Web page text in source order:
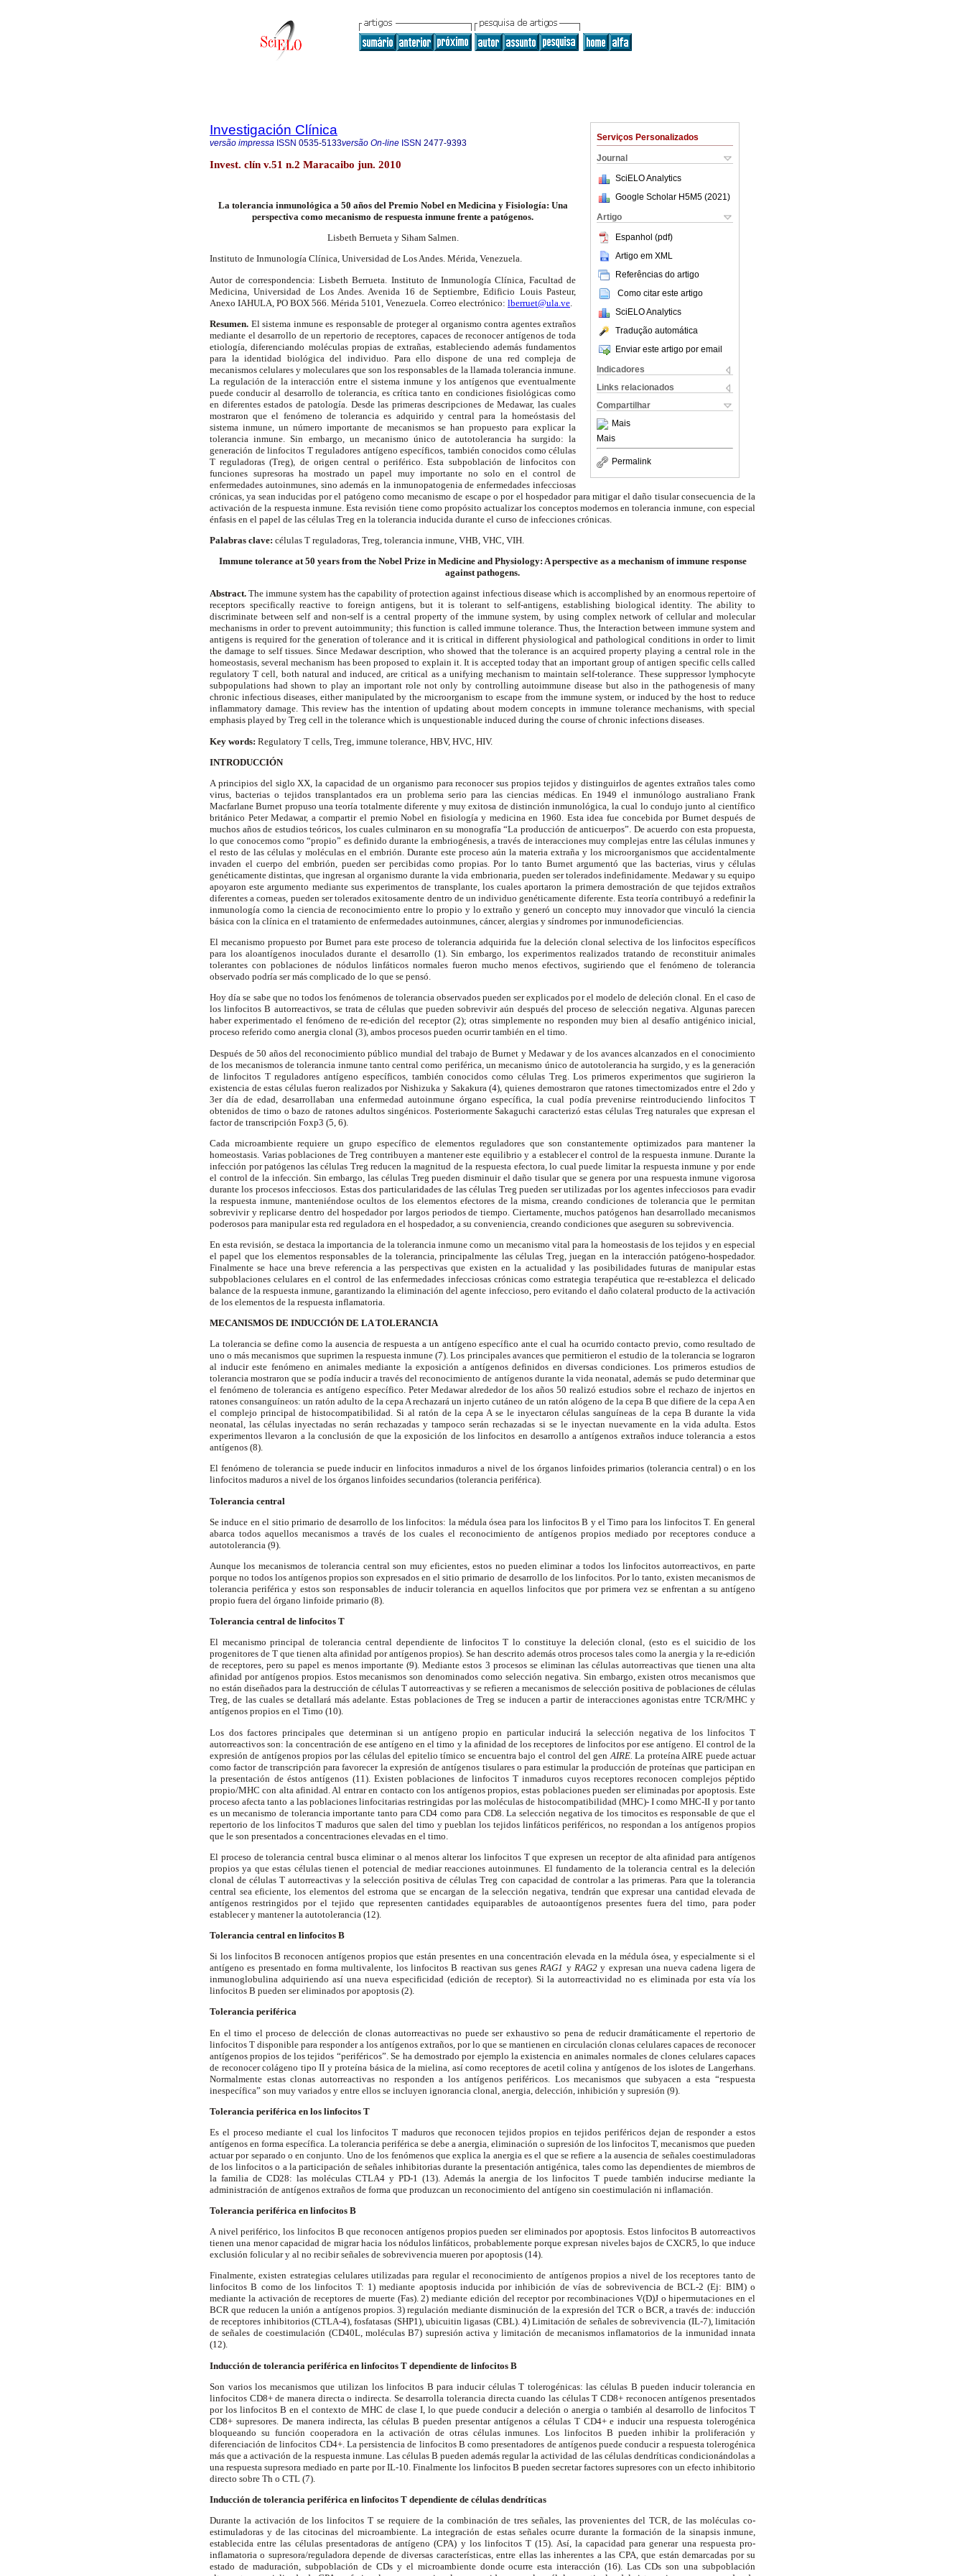
Serviços Personalizados
Journal
SciELO Analytics
Google Scholar H5M5 (2021 )
Artigo
Espanhol (pdf)
Artigo em XML
Referências do artigo
Como citar este artigo
SciELO Analytics
Tradução automática
Enviar este artigo por email
Indicadores
Links relacionados
Compartilhar
Mais
Mais
Permalink
Investigación Clínica
versão impressa ISSN 0535-5133versão On-line ISSN 2477-9393
Invest. clín v.51 n.2 Maracaibo jun. 2010
La tolerancia inmunológica a 50 años del Premio Nobel en Medicina y Fisiología: Una
perspectiva como mecanismo de respuesta inmune frente a patógenos.
Lisbeth Berrueta y Siham Salmen.
Instituto de Inmunología Clínica, Universidad de Los Andes. Mérida, Venezuela.
Autor de correspondencia: Lisbeth Berrueta. Instituto de Inmunología Clínica, Facultad de
Medicina, Universidad de Los Andes. Avenida 16 de Septiembre, Edificio Louis Pasteur,
Anexo IAHULA, PO BOX 566. Mérida 5101, Venezuela. Correo electrónico: lberruet@ula.ve
Resumen. El sistema inmune es responsable de proteger al organismo contra agentes extraños
mediante el desarrollo de un repertorio de receptores, capaces de reconocer antígenos de toda
etiología, diferenciando moléculas propias de extrañas, estableciendo además fundamentos
para la identidad biológica del individuo. Para ello dispone de una red compleja de
mecanismos celulares y moleculares que son los responsables de la llamada tolerancia inmune.
La regulación de la interacción entre el sistema inmune y los antígenos que eventualmente
puede conducir al desarrollo de tolerancia, es crítica tanto en condiciones fisiológicas como
en diferentes estados de patología. Desde las primeras descripciones de Medawar, las cuales
mostraron que el fenómeno de tolerancia es adquirido y central para la homeóstasis del
sistema inmune, un número importante de mecanismos se han propuesto para explicar la
tolerancia inmune. Sin embargo, un mecanismo único de autotolerancia ha surgido: la
generación de linfocitos T reguladores antígeno específicos, también conocidos como células
T reguladoras (Treg), de origen central o periférico. Esta subpoblación de linfocitos con
funciones supresoras ha mostrado un papel muy importante no solo en el control de
enfermedades autoinmunes, sino además en la inmunopatogenia de enfermedades infecciosas
crónicas, ya sean inducidas por el patógeno como mecanismo de escape o por el hospedador para mitigar el daño tisular consecuencia de la
activación de la respuesta inmune. Esta revisión tiene como propósito actualizar los conceptos modernos en tolerancia inmune, con especial
énfasis en el papel de las células Treg en la tolerancia inducida durante el curso de infecciones crónicas.
Palabras clave: células T reguladoras, Treg, tolerancia inmune, VHB, VHC, VIH.
Immune tolerance at 50 years from the Nobel Prize in Medicine and Physiology: A perspective as a mechanism of immune response
against pathogens.
Abstract. The immune system has the capability of protection against infectious disease which is accomplished by an enormous repertoire of
receptors specifically reactive to foreign antigens, but it is tolerant to self-antigens, establishing biological identity. The ability to
discriminate between self and non-self is a central property of the immune system, by using complex network of cellular and molecular
mechanisms in order to prevent autoimmunity; this function is called immune tolerance. Thus, the Interaction between immune system and
antigens is required for the generation of tolerance and it is critical in different physiological and pathological conditions in order to limit
the damage to self tissues. Since Medawar description, who showed that the tolerance is an acquired property playing a central role in the
homeostasis, several mechanism has been proposed to explain it. It is accepted today that an important group of antigen specific cells called
regulatory T cell, both natural and induced, are critical as a unifying mechanism to maintain self-tolerance. These suppressor lymphocyte
subpopulations had shown to play an important role not only by controlling autoimmune disease but also in the pathogenesis of many
chronic infectious diseases, either manipulated by the microorganism to escape from the immune system, or induced by the host to reduce
inflammatory damage. This review has the intention of updating about modern concepts in immune tolerance mechanisms, with special
emphasis played by Treg cell in the tolerance which is unquestionable induced during the course of chronic infections diseases.
Key words: Regulatory T cells, Treg, immune tolerance, HBV, HVC, HIV.
INTRODUCCIÓN
A principios del siglo XX, la capacidad de un organismo para reconocer sus propios tejidos y distinguirlos de agentes extraños tales como
virus, bacterias o tejidos transplantados era un problema serio para las ciencias médicas. En 1949 el inmunólogo australiano Frank
Macfarlane Burnet propuso una teoría totalmente diferente y muy exitosa de distinción inmunológica, la cual lo condujo junto al científico
británico Peter Medawar, a compartir el premio Nobel en fisiología y medicina en 1960. Esta idea fue concebida por Burnet después de
muchos años de estudios teóricos, los cuales culminaron en su monografía “La producción de anticuerpos”. De acuerdo con esta propuesta,
lo que conocemos como “propio” es definido durante la embriogénesis, a través de interacciones muy complejas entre las células inmunes y
el resto de las células y moléculas en el embrión. Durante este proceso aún la materia extraña y los microorganismos que accidentalmente
invaden el cuerpo del embrión, pueden ser percibidas como propias. Por lo tanto Burnet argumentó que las bacterias, virus y células
genéticamente distintas, que ingresan al organismo durante la vida embrionaria, pueden ser tolerados indefinidamente. Medawar y su equipo
apoyaron este argumento mediante sus experimentos de transplante, los cuales aportaron la primera demostración de que tejidos extraños
diferentes a corneas, pueden ser tolerados exitosamente dentro de un individuo genéticamente diferente. Esta teoría contribuyó a redefinir la
inmunología como la ciencia de reconocimiento entre lo propio y lo extraño y generó un concepto muy innovador que vinculó la ciencia
básica con la clínica en el tratamiento de enfermedades autoinmunes, cáncer, alergias y síndromes por inmunodeficiencias.
El mecanismo propuesto por Burnet para este proceso de tolerancia adquirida fue la deleción clonal selectiva de los linfocitos específicos
para los aloantígenos inoculados durante el desarrollo (1). Sin embargo, los experimentos realizados tratando de reconstituir animales
tolerantes con poblaciones de nódulos linfáticos normales fueron mucho menos efectivos, sugiriendo que el fenómeno de tolerancia
observado podría ser más complicado de lo que se pensó.
Hoy día se sabe que no todos los fenómenos de tolerancia observados pueden ser explicados por el modelo de deleción clonal. En el caso de
los linfocitos B autorreactivos, se trata de células que pueden sobrevivir aún después del proceso de selección negativa. Algunas parecen
haber experimentado el fenómeno de re-edición del receptor (2); otras simplemente no responden muy bien al desafío antigénico inicial,
proceso referido como anergia clonal (3), ambos procesos pueden ocurrir también en el timo.
Después de 50 años del reconocimiento público mundial del trabajo de Burnet y Medawar y de los avances alcanzados en el conocimiento
de los mecanismos de tolerancia inmune tanto central como periférica, un mecanismo único de autotolerancia ha surgido, y es la generación
de linfocitos T reguladores antígeno específicos, también conocidos como células Treg. Los primeros experimentos que sugirieron la
existencia de estas células fueron realizados por Nishizuka y Sakakura (4), quienes demostraron que ratones timectomizados entre el 2do y
3er día de edad, desarrollaban una enfermedad autoinmune órgano específica, la cual podía prevenirse reintroduciendo linfocitos T
obtenidos de timo o bazo de ratones adultos singénicos. Posteriormente Sakaguchi caracterizó estas células Treg naturales que expresan el
factor de transcripción Foxp3 (5, 6).
Cada microambiente requiere un grupo específico de elementos reguladores que son constantemente optimizados para mantener la
homeostasis. Varias poblaciones de Treg contribuyen a mantener este equilibrio y a establecer el control de la respuesta inmune. Durante la
infección por patógenos las células Treg reducen la magnitud de la respuesta efectora, lo cual puede limitar la respuesta inmune y por ende
el control de la infección. Sin embargo, las células Treg pueden disminuir el daño tisular que se genera por una respuesta inmune vigorosa
durante los procesos infecciosos. Estas dos particularidades de las células Treg pueden ser utilizadas por los agentes infecciosos para evadir
la respuesta inmune, manteniéndose ocultos de los elementos efectores de la misma, creando condiciones de tolerancia que le permitan
sobrevivir y replicarse dentro del hospedador por largos periodos de tiempo. Ciertamente, muchos patógenos han desarrollado mecanismos
poderosos para manipular esta red reguladora en el hospedador, a su conveniencia, creando condiciones que aseguren su sobrevivencia.
En esta revisión, se destaca la importancia de la tolerancia inmune como un mecanismo vital para la homeostasis de los tejidos y en especial
el papel que los elementos responsables de la tolerancia, principalmente las células Treg, juegan en la interacción patógeno-hospedador.
Finalmente se hace una breve referencia a las perspectivas que existen en la actualidad y las posibilidades futuras de manipular estas
subpoblaciones celulares en el control de las enfermedades infecciosas crónicas como estrategia terapéutica que re-establezca el delicado
balance de la respuesta inmune, garantizando la eliminación del agente infeccioso, pero evitando el daño colateral producto de la activación
de los elementos de la respuesta inflamatoria.
MECANISMOS DE INDUCCIÓN DE LA TOLERANCIA
La tolerancia se define como la ausencia de respuesta a un antígeno específico ante el cual ha ocurrido contacto previo, como resultado de
uno o más mecanismos que suprimen la respuesta inmune (7). Los principales avances que permitieron el estudio de la tolerancia se lograron
al inducir este fenómeno en animales mediante la exposición a antígenos definidos en diversas condiciones. Los primeros estudios de
tolerancia mostraron que se podía inducir a través del reconocimiento de antígenos durante la vida neonatal, además se pudo determinar que
el fenómeno de tolerancia es antígeno específico. Peter Medawar alrededor de los años 50 realizó estudios sobre el rechazo de injertos en
ratones consanguíneos: un ratón adulto de la cepa A rechazará un injerto cutáneo de un ratón alógeno de la cepa B que difiere de la cepa A en
el complejo principal de histocompatibilidad. Si al ratón de la cepa A se le inyectaron células sanguíneas de la cepa B durante la vida
neonatal, las células inyectadas no serán rechazadas y tampoco serán rechazadas si se le inyectan nuevamente en la vida adulta. Estos
experimentos llevaron a la conclusión de que la exposición de los linfocitos en desarrollo a antígenos extraños induce tolerancia a estos
antígenos (8).
El fenómeno de tolerancia se puede inducir en linfocitos inmaduros a nivel de los órganos linfoides primarios (tolerancia central) o en los
linfocitos maduros a nivel de los órganos linfoides secundarios (tolerancia periférica).
Tolerancia central
Se induce en el sitio primario de desarrollo de los linfocitos: la médula ósea para los linfocitos B y el Timo para los linfocitos T. En general
abarca todos aquellos mecanismos a través de los cuales el reconocimiento de antígenos propios mediado por receptores conduce a
autotolerancia (9).
Aunque los mecanismos de tolerancia central son muy eficientes, estos no pueden eliminar a todos los linfocitos autorreactivos, en parte
porque no todos los antígenos propios son expresados en el sitio primario de desarrollo de los linfocitos. Por lo tanto, existen mecanismos de
tolerancia periférica y estos son responsables de inducir tolerancia en aquellos linfocitos que por primera vez se enfrentan a su antígeno
propio fuera del órgano linfoide primario (8).
Tolerancia central de linfocitos T
El mecanismo principal de tolerancia central dependiente de linfocitos T lo constituye la deleción clonal, (esto es el suicidio de los
progenitores de T que tienen alta afinidad por antígenos propios). Se han descrito además otros procesos tales como la anergia y la re-edición
de receptores, pero su papel es menos importante (9). Mediante estos 3 procesos se eliminan las células autorreactivas que tienen una alta
afinidad por antígenos propios. Estos mecanismos son denominados como selección negativa. Sin embargo, existen otros mecanismos que
no están diseñados para la destrucción de células T autorreactivas y se refieren a mecanismos de selección positiva de poblaciones de células
Treg, de las cuales se detallará más adelante. Estas poblaciones de Treg se inducen a partir de interacciones agonistas entre TCR/MHC y
antígenos propios en el Timo (10).
Los dos factores principales que determinan si un antígeno propio en particular inducirá la selección negativa de los linfocitos T
autorreactivos son: la concentración de ese antígeno en el timo y la afinidad de los receptores de linfocitos por ese antígeno. El control de la
expresión de antígenos propios por las células del epitelio tímico se encuentra bajo el control del gen AIRE. La proteína AIRE puede actuar
como factor de transcripción para favorecer la expresión de antígenos tisulares o para estimular la producción de proteínas que participan en
la presentación de éstos antígenos (11). Existen poblaciones de linfocitos T inmaduros cuyos receptores reconocen complejos péptido
propio/MHC con alta afinidad. Al entrar en contacto con los antígenos propios, estas poblaciones pueden ser eliminadas por apoptosis. Este
proceso afecta tanto a las poblaciones linfocitarias restringidas por las moléculas de histocompatibilidad (MHC)- I como MHC-II y por tanto
es un mecanismo de tolerancia importante tanto para CD4 como para CD8. La selección negativa de los timocitos es responsable de que el
repertorio de los linfocitos T maduros que salen del timo y pueblan los tejidos linfáticos periféricos, no respondan a los antígenos propios
que le son presentados a concentraciones elevadas en el timo.
El proceso de tolerancia central busca eliminar o al menos alterar los linfocitos T que expresen un receptor de alta afinidad para antígenos
propios ya que estas células tienen el potencial de mediar reacciones autoinmunes. El fundamento de la tolerancia central es la deleción
clonal de células T autorreactivas y la selección positiva de células Treg con capacidad de controlar a las primeras. Para que la tolerancia
central sea eficiente, los elementos del estroma que se encargan de la selección negativa, tendrán que expresar una cantidad elevada de
antígenos restringidos por el tejido que representen cantidades equiparables de autoaontígenos presentes fuera del timo, para poder
establecer y mantener la autotolerancia (12).
Tolerancia central en linfocitos B
Si los linfocitos B reconocen antígenos propios que están presentes en una concentración elevada en la médula ósea, y especialmente si el
antígeno es presentado en forma multivalente, los linfocitos B reactivan sus genesRAG1 yRAG2 y expresan una nueva cadena ligera de
inmunoglobulina adquiriendo así una nueva especificidad (edición de receptor). Si la autorreactividad no es eliminada por esta vía los
linfocitos B pueden ser eliminados por apoptosis (2).
Tolerancia periférica
En el timo el proceso de delección de clonas autorreactivas no puede ser exhaustivo so pena de reducir dramáticamente el repertorio de
linfocitos T disponible para responder a los antígenos extraños, por lo que se mantienen en circulación clonas celulares capaces de reconocer
antígenos propios de los tejidos “periféricos”. Se ha demostrado por ejemplo la existencia en animales normales de clones celulares capaces
de reconocer colágeno tipo II y proteína básica de la mielina, así como receptores de acetil colina y antígenos de los islotes de Langerhans.
Normalmente estas clonas autorreactivas no responden a los antígenos periféricos. Los mecanismos que subyacen a esta “respuesta
inespecífica” son muy variados y entre ellos se incluyen ignorancia clonal, anergia, delección, inhibición y supresión (9).
Tolerancia periférica en los linfocitos T
Es el proceso mediante el cual los linfocitos T maduros que reconocen tejidos propios en tejidos periféricos dejan de responder a estos
antígenos en forma específica. La tolerancia periférica se debe a anergia, eliminación o supresión de los linfocitos T, mecanismos que pueden
actuar por separado o en conjunto. Uno de los fenómenos que explica la anergia es el que se refiere a la ausencia de señales coestimuladoras
de los linfocitos o a la participación de señales inhibitorias durante la presentación antigénica, tales como las dependientes de miembros de
la familia de CD28: las moléculas CTLA4 y PD-1 (13). Además la anergia de los linfocitos T puede también inducirse mediante la
administración de antígenos extraños de forma que produzcan un reconocimiento del antígeno sin coestimulación ni inflamación.
Tolerancia periférica en linfocitos B
A nivel periférico, los linfocitos B que reconocen antígenos propios pueden ser eliminados por apoptosis. Estos linfocitos B autorreactivos
tienen una menor capacidad de migrar hacia los nódulos linfáticos, probablemente porque expresan niveles bajos de CXCR5, lo que induce
exclusión folicular y al no recibir señales de sobrevivencia mueren por apoptosis (14).
Finalmente, existen estrategias celulares utilizadas para regular el reconocimiento de antígenos propios a nivel de los receptores tanto de
linfocitos B como de los linfocitos T: 1) mediante apoptosis inducida por inhibición de vías de sobrevivencia de BCL-2 (Ej: BIM) o
mediante la activación de receptores de muerte (Fas). 2) mediante edición del receptor por recombinaciones V(D)J o hipermutaciones en el
BCR que reducen la unión a antígenos propios. 3) regulación mediante disminución de la expresión del TCR o BCR, a través de: inducción
de receptores inhibitorios (CTLA-4), fosfatasas (SHP1), ubicuitin ligasas (CBL). 4) Limitación de señales de sobrevivencia (IL-7), limitación
de señales de coestimulación (CD40L, moléculas B7) supresión activa y limitación de mecanismos inflamatorios de la inmunidad innata
(12).
Inducción de tolerancia periférica en linfocitos T dependiente de linfocitos B
Son varios los mecanismos que utilizan los linfocitos B para inducir células T tolerogénicas: las células B pueden inducir tolerancia en
linfocitos CD8+ de manera directa o indirecta. Se desarrolla tolerancia directa cuando las células T CD8+ reconocen antígenos presentados
por los linfocitos B en el contexto de MHC de clase I, lo que puede conducir a deleción o anergia o también al desarrollo de linfocitos T
CD8+ supresores. De manera indirecta, las células B pueden presentar antígenos a células T CD4+ e inducir una respuesta tolerogénica
bloqueando su función cooperadora en la activación de otras células inmunes. Los linfocitos B pueden inhibir la proliferación y
diferenciación de linfocitos CD4+. La persistencia de linfocitos B como presentadores de antígenos puede conducir a respuesta tolerogénica
más que a activación de la respuesta inmune. Las células B pueden además regular la actividad de las células dendríticas condicionándolas a
una respuesta supresora mediado en parte por IL-10. Finalmente los linfocitos B pueden secretar factores supresores con un efecto inhibitorio
directo sobre Th o CTL (7).
Inducción de tolerancia periférica en linfocitos T dependiente de células dendríticas
Durante la activación de los linfocitos T se requiere de la combinación de tres señales, las provenientes del TCR, de las moléculas co-
estimuladoras y de las citocinas del microambiente. La integración de estas señales ocurre durante la formación de la sinapsis inmune,
establecida entre las células presentadoras de antígeno (CPA) y los linfocitos T (15). Así, la capacidad para generar una respuesta pro-
inflamatoria o supresora/reguladora depende de diversas características, entre ellas las inherentes a las CPA, que están demarcadas por su
estado de maduración, subpoblación de CDs y el microambiente donde ocurre esta interacción (16). Las CDs son una subpoblación